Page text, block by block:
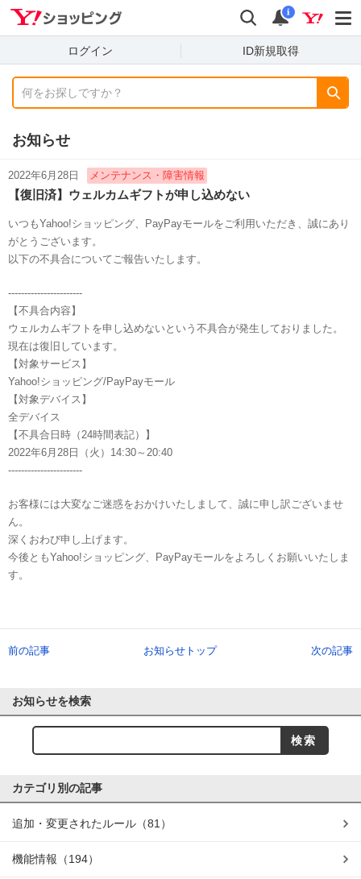
検索
通知
i
ログイン ID新規取得
お知らせ
2022年6月28日 メンテナンス・障害情報
【復旧済】ウェルカムギフトが申し込めない
いつもYahoo!ショッピング、PayPayモールをご利用いただき、誠にあり
がとうございます。
以下の不具合についてご報告いたします。
-----------------------
【不具合内容】
ウェルカムギフトを申し込めないという不具合が発生しておりました。
現在は復旧しています。
【対象サービス】
Yahoo!ショッピング/PayPayモール
【対象デバイス】
全デバイス
【不具合日時（24時間表記）】
2022年6月28日（火）14:30～20:40
-----------------------
お客様には大変なご迷惑をおかけいたしまして、誠に申し訳ございませ
ん。
深くおわび申し上げます。
今後ともYahoo!ショッピング、PayPayモールをよろしくお願いいたしま
す。
前の記事 お知らせトップ 次の記事
お知らせを検索
カテゴリ別の記事
追加・変更されたルール （81）
機能情報 （194）